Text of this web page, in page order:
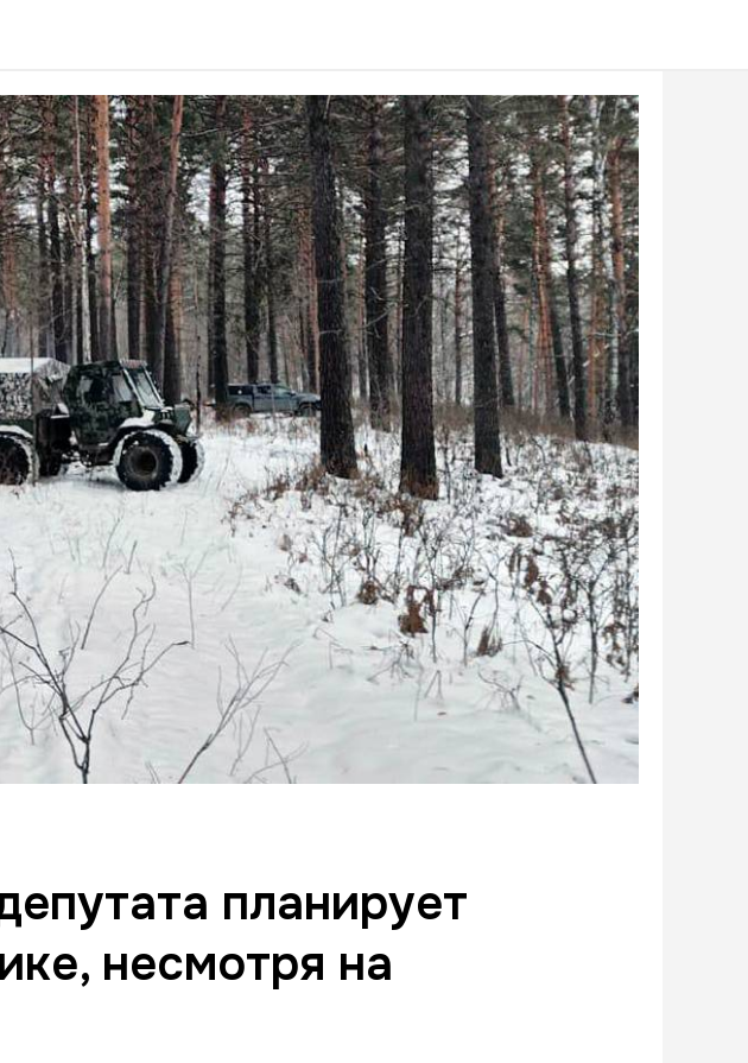
планирует
несмотря на